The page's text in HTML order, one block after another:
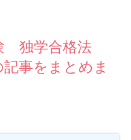
独学合格法
事をまとめま